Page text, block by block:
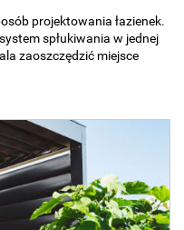
projektowania łazienek.
spłukiwania w jednej
zaoszczędzić miejsce